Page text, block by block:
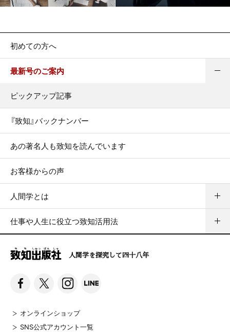
初めての方へ
最新号のご案内
ピックアップ記事
『致知』バックナンバー
あの著名人も致知を読んでいます
お客様からの声
人間学とは
仕事や人生に役立つ致知活用法
人間学を探究して四十八年
オンラインショップ
SNS公式アカウント一覧